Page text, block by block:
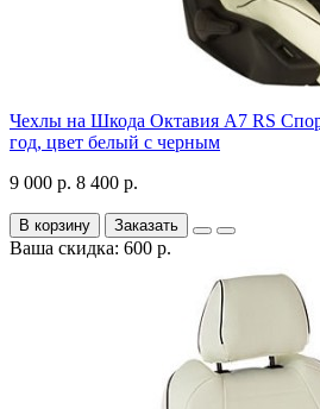
Чехлы на Шкода Октавия А7 RS
год, цвет белый с черным
9 000 р. 8 400 р.
В корзину Заказать
Ваша скидка: 600 р.